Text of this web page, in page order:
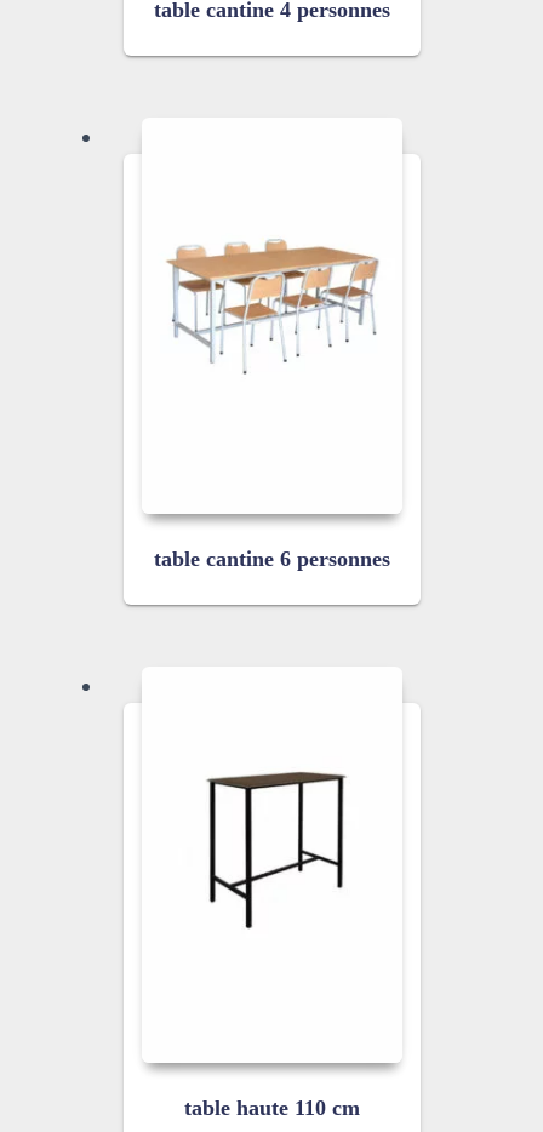
table cantine 4 personnes
table cantine 6 personnes
table haute 110 cm